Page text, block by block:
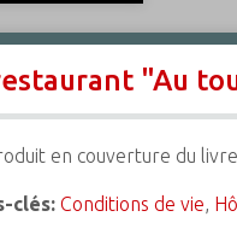
"Au
en couverture du
clés: Conditions de vie,